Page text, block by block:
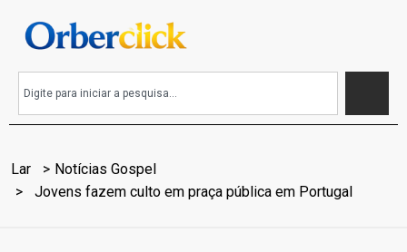
Lar
Notícias Gospel
Jovens fazem culto em praça pública em Portugal